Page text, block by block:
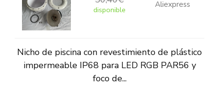
disponible
Aliexpress
Nicho de piscina con revestimiento de plástico
impermeable IP68 para LED RGB PAR56 y
foco de...